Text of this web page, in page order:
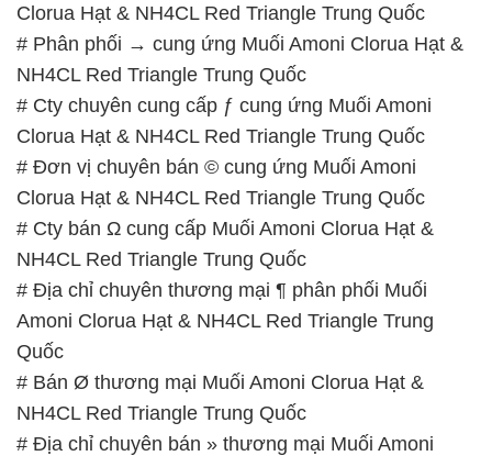
Clorua Hạt & NH4CL Red Triangle Trung Quốc
# Phân phối → cung ứng Muối Amoni Clorua Hạt &
NH4CL Red Triangle Trung Quốc
# Cty chuyên cung cấp ƒ cung ứng Muối Amoni
Clorua Hạt & NH4CL Red Triangle Trung Quốc
# Đơn vị chuyên bán © cung ứng Muối Amoni
Clorua Hạt & NH4CL Red Triangle Trung Quốc
# Cty bán Ω cung cấp Muối Amoni Clorua Hạt &
NH4CL Red Triangle Trung Quốc
# Địa chỉ chuyên thương mại ¶ phân phối Muối
Amoni Clorua Hạt & NH4CL Red Triangle Trung
Quốc
# Bán Ø thương mại Muối Amoni Clorua Hạt &
NH4CL Red Triangle Trung Quốc
# Địa chỉ chuyên bán » thương mại Muối Amoni